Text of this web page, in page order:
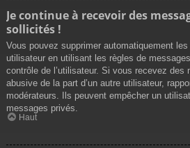
Je continue à recevoir des
sollicités !
Vous pouvez supprimer automatiquement
utilisateur en utilisant les règles de
contrôle de l’utilisateur. Si vous recevez des
abusive de la part d’un autre utilisateur,
modérateurs. Ils peuvent empêcher un
messages privés.
Haut